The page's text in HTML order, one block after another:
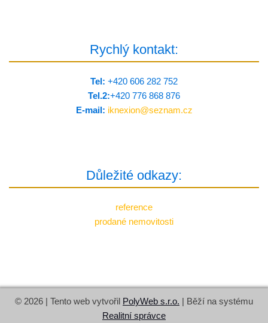
Rychlý kontakt:
Tel: +420 606 282 752
Tel.2:+420 776 8­68 876
E-mail: iknexion@seznam.cz
Důležité odkazy:
reference
prodané nemovitosti
© 2026 | Tento web vytvořil PolyWeb s.r.o. | Běží na systému
Realitní správce